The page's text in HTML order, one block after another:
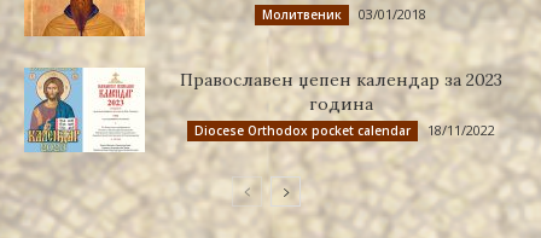
Молитвеник 03/01/2018
Православен џепен календар за 2023
година
Diocese Orthodox pocket calendar 18/11/2022